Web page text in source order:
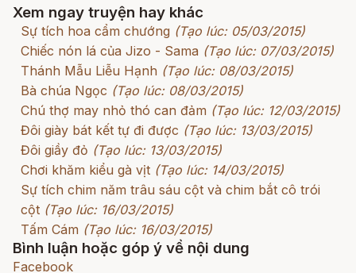
Xem ngay truyện hay khác
Sự tích hoa cẩm chướng (Tạo lúc: 05/03/2015)
Chiếc nón lá của Jizo - Sama (Tạo lúc: 07/03/2015)
Thánh Mẫu Liễu Hạnh (Tạo lúc: 08/03/2015)
Bà chúa Ngọc (Tạo lúc: 08/03/2015)
Chú thợ may nhỏ thó can đảm (Tạo lúc: 12/03/2015)
Đôi giày bát kết tự đi được (Tạo lúc: 13/03/2015)
Đôi giầy đỏ (Tạo lúc: 13/03/2015)
Chơi khăm kiểu gà vịt (Tạo lúc: 14/03/2015)
Sự tích chim năm trâu sáu cột và chim bắt cô trói
cột (Tạo lúc: 16/03/2015)
Tấm Cám (Tạo lúc: 16/03/2015)
Bình luận hoặc góp ý về nội dung
Facebook